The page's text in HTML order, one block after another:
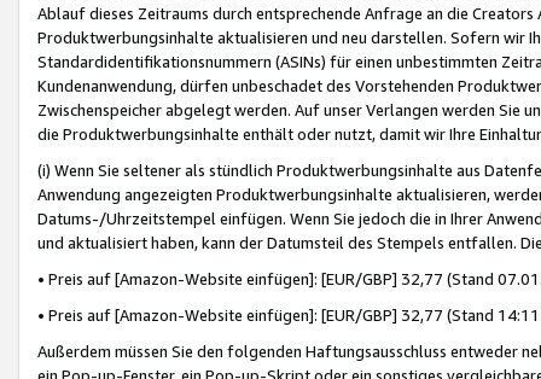
Ablauf dieses Zeitraums durch entsprechende Anfrage an die
Produktwerbungsinhalte aktualisieren und neu darstellen. Sofern wir
Standardidentifikationsnummern (ASINs) für einen unbestimmten
Kundenanwendung, dürfen unbeschadet des Vorstehenden
Zwischenspeicher abgelegt werden. Auf unser Verlangen werden Sie
die Produktwerbungsinhalte enthält oder nutzt, damit wir Ihre
(i) Wenn Sie seltener als stündlich Produktwerbungsinhalte aus
Anwendung angezeigten Produktwerbungsinhalte aktualisieren,
Datums-/Uhrzeitstempel einfügen. Wenn Sie jedoch die in Ihrer
und aktualisiert haben, kann der Datumsteil des Stempels entfallen.
• Preis auf [Amazon-Website einfügen]: [EUR/GBP] 32,77 (Stand
• Preis auf [Amazon-Website einfügen]: [EUR/GBP] 32,77 (Stand
Außerdem müssen Sie den folgenden Haftungsausschluss entweder
ein Pop-up-Fenster, ein Pop-up-Skript oder ein sonstiges